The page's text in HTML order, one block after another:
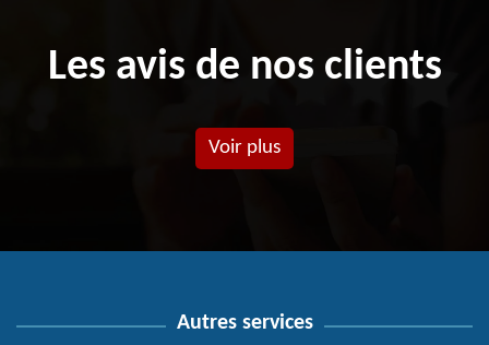
Les avis de nos clients
Voir plus
Autres services